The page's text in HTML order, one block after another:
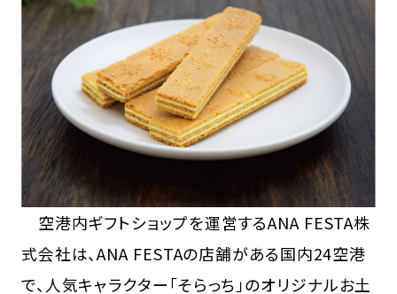
空港内ギフトショップを運営するANA FESTA株
式会社は、ANA FESTAの店舗がある国内24空港
で、人気キャラクター「そらっち」のオリジナルお土